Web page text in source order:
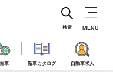
車 新車カタログ 自動車求人
検索 MENU